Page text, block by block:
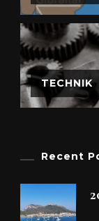
TECHNIK
Recent